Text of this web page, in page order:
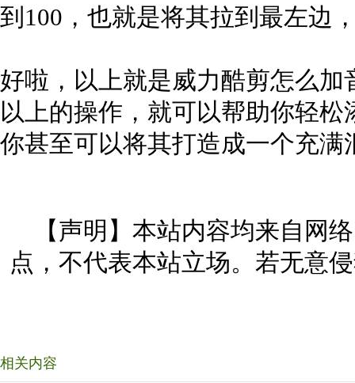
到100，也就是将其拉到最左边
好啦，以上就是威力酷剪怎么
以上的操作，就可以帮助你轻
你甚至可以将其打造成一个充满
【声明】本站内容均来自网
点，不代表本站立场。若无意
相关内容